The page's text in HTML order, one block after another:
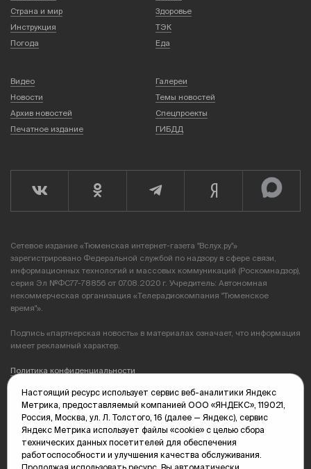
Страна и мир
Здоровье
Инструкция
ТЭК
Погода
Еда
Видео
Галереи
Новости
Темы новостей
Архив новостей
Спецпроекты
Печатное издание
ГИБДД
Сетевое издание «Тюменская интернет-газета "Вслух.ру"»
зарегистрировано Федеральной службой по надзору в сфере связи,
информационных технологий и массовых коммуникаций (Роскомнадзор),
серия Эл №ФС77-78856 от 07.08.2020 г. Учредитель: Автономная
некоммерческая организация «Телерадиокомпания "Тюменское
время"».
Подпись «партнерская новость» в материалах означает, что информация
имеет рекламный характер.
Политика конфиденциальности
Редакция: 625035, Тюмень, пр. Геологоразведчиков, 28А
(3452) 68-89-05
edit@vsluh.ru
Главный редактор: Панкина Т.Ю.
kika@vsluh.ru
Настоящий ресурс использует сервис веб-аналитики Яндекс
Метрика, предоставляемый компанией ООО «ЯНДЕКС», 119021,
Россия, Москва, ул. Л. Толстого, 16 (далее — Яндекс), сервис
Яндекс Метрика использует файлы «cookie» с целью сбора
технических данных посетителей для обеспечения
работоспособности и улучшения качества обслуживания.